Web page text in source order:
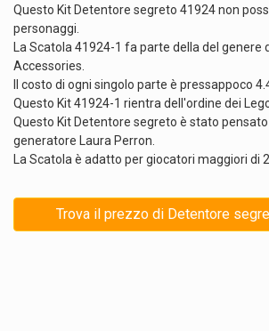
Questo Kit Detentore segreto 41924 non
personaggi.
La Scatola 41924-1 fa parte della del genere
Accessories.
Il costo di ogni singolo parte è pressappoco
Questo Kit 41924-1 rientra dell'ordine dei
Questo Kit Detentore segreto è stato
generatore Laura Perron.
La Scatola è adatto per giocatori maggiori di
Trova il prezzo di Detentore